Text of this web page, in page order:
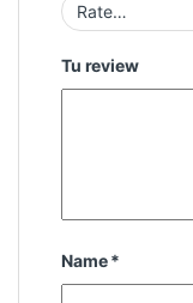
Tu review
Name*